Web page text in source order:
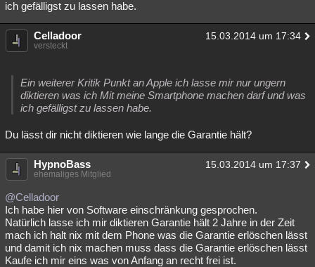
ich gefälligst zu lassen habe.
Celladoor 15.03.2014 um 17:34
versteckt
Ein weiterer Kritik Punkt an Apple ich lasse mir nur ungern
diktieren was ich Mit meine Smartphone machen darf und was
ich gefälligst zu lassen habe.
Du lässt dir nicht diktieren wie lange die Garantie hält?
HypnoBass 15.03.2014 um 17:37
ehemaliges Mitglied
@Celladoor
Ich habe hier von Software einschränkung gesprochen.
Natürlich lasse ich mir diktieren Garantie hält 2 Jahre in der Zeit
mach ich halt nix mit dem Phone was die Garantie erlöschen lässt
und damit ich nix machen muss dass die Garantie erlöschen lässt
Kaufe ich mir eins was von Anfang an recht frei ist.